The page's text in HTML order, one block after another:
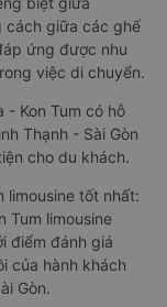
cách giữa các ghế
ứng được nhu
việc di chuyển.
- Kon Tum có hỗ
Thạnh - Sài Gòn
cho du khách.
limousine tốt nhất:
Tum limousine
điểm đánh giá
của hành khách
Gòn.